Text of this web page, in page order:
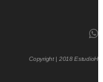
Copyright | 2018 EstudioH